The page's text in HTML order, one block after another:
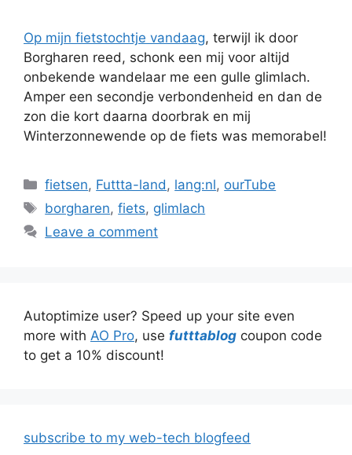
Op mijn fietstochtje vandaag, terwijl ik door
Borgharen reed, schonk een mij voor altijd
onbekende wandelaar me een gulle glimlach.
Amper een secondje verbondenheid en dan de
zon die kort daarna doorbrak en mij
Winterzonnewende op de fiets was memorabel!
Categories
fietsen, Futtta-land , lang:nl, ourTube
Tags
borgharen,fiets, glimlach
Leave a comment
Autoptimize user? Speed up your site even
more with AO Pro, use futttablog coupon code
to get a 10% discount!
subscribe to my web-tech blogfeed